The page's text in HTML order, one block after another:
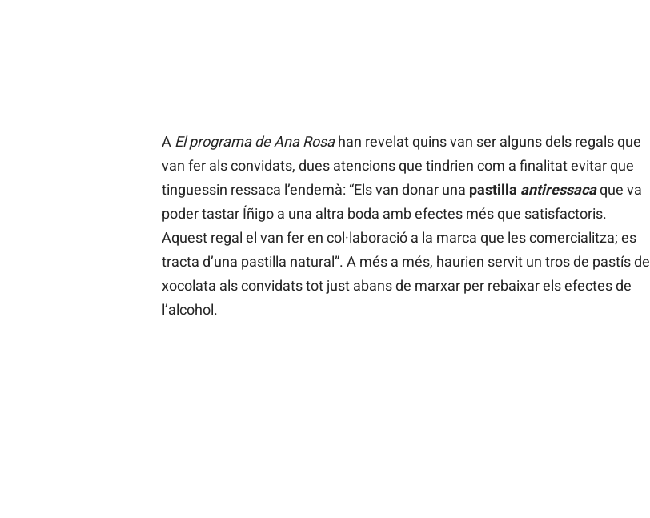
A El programa de Ana Rosahan revelat quins van ser alguns dels regals que
van fer als convidats, dues atencions que tindrien com a finalitat evitar que
tinguessin ressaca l’endemà: “Els van donar una pastilla antiressacaque va
poder tastar Íñigo a una altra boda amb efectes més que satisfactoris.
Aquest regal el van fer en col·laboració a la marca que les comercialitza; es
tracta d’una pastilla natural”. A més a més, haurien servit un tros de pastís de
xocolata als convidats tot just abans de marxar per rebaixar els efectes de
l’alcohol.